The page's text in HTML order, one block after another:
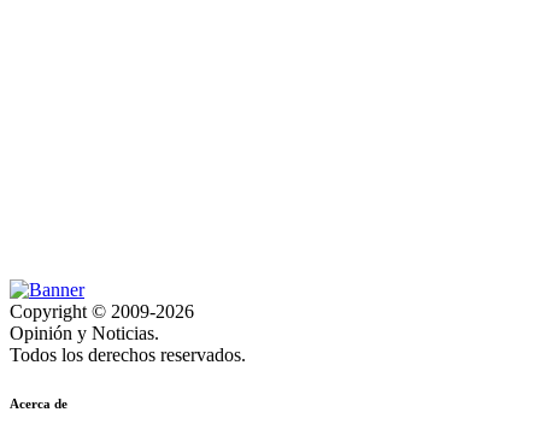
Copyright © 2009-2026
Opinión y Noticias.
Todos los derechos reservados.
Acerca de